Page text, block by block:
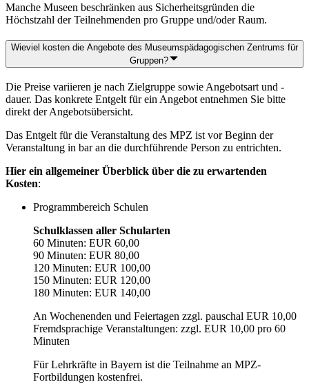
Manche Museen beschränken aus Sicherheitsgründen die
Höchstzahl der Teilnehmenden pro Gruppe und/oder Raum.
Wieviel kosten die Angebote des Museumspädagogischen Zentrums für
Gruppen?
Die Preise variieren je nach Zielgruppe sowie Angebotsart und -
dauer. Das konkrete Entgelt für ein Angebot entnehmen Sie bitte
direkt der Angebotsübersicht.
Das Entgelt für die Veranstaltung des MPZ ist vor Beginn der
Veranstaltung in bar an die durchführende Person zu entrichten.
Hier ein allgemeiner Überblick über die zu erwartenden
Kosten:
Programmbereich Schulen
Schulklassen aller Schularten
60 Minuten: EUR 60,00
90 Minuten: EUR 80,00
120 Minuten: EUR 100,00
150 Minuten: EUR 120,00
180 Minuten: EUR 140,00
An Wochenenden und Feiertagen zzgl. pauschal EUR 10,00
Fremdsprachige Veranstaltungen: zzgl. EUR 10,00 pro 60
Minuten
Für Lehrkräfte in Bayern ist die Teilnahme an MPZ-
Fortbildungen kostenfrei.